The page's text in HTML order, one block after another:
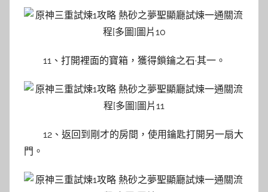
11、打開裡面的寶箱，獲得鎖鑰之石·其一。
12、返回到剛才的房間，使用鑰匙打開另一扇大
門。